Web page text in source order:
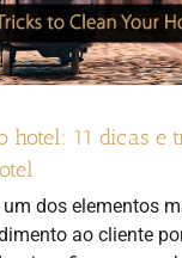
hotel: 11 dicas e
dos elementos
ao cliente